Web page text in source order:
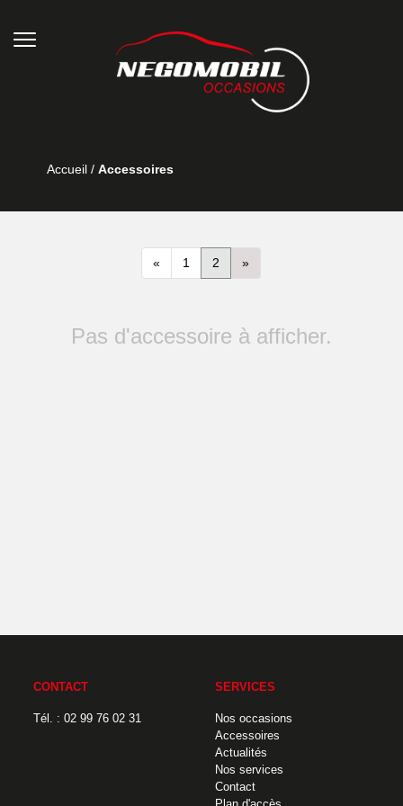
Accueil /Accessoires
« 1 2 »
Pas d'accessoire à afficher.
CONTACT
Tél. : 02 99 76 02 31
SERVICES
Nos occasions
Accessoires
Actualités
Nos services
Contact